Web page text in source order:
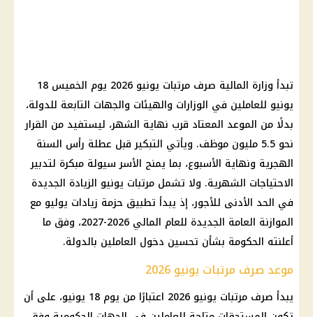
تبدأ وزارة المالية صرف مرتبات يونيو 2026 يوم الخميس 18
يونيو للعاملين في الوزارات والهيئات والجهات التابعة للدولة،
بدلًا من الموعد المعتاد قرب نهاية الشهر، ليستفيد من القرار
نحو 5.5 مليون موظف. ويأتي التبكير قبل عطلة رأس السنة
الهجرية ونهاية الأسبوع، بما يمنح الأسر سيولة مبكرة لتدبير
الاحتياجات الشهرية. ولا تشمل مرتبات يونيو الزيادة الجديدة
في الحد الأدنى للأجور، إذ يبدأ تطبيق حزمة زيادات يوليو مع
الموازنة العامة الجديدة للعام المالي 2026-2027، وفق ما
أعلنته الحكومة بشأن تحسين دخول العاملين بالدولة.
موعد صرف مرتبات يونيو 2026
يبدأ صرف مرتبات يونيو 2026 اعتبارًا من يوم 18 يونيو، على أن